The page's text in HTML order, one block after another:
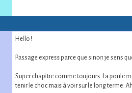
Hello !
Passage express parce que sinon je sens
Super chapitre comme toujours. La poule
tenir le choc mais à voir sur le long terme.